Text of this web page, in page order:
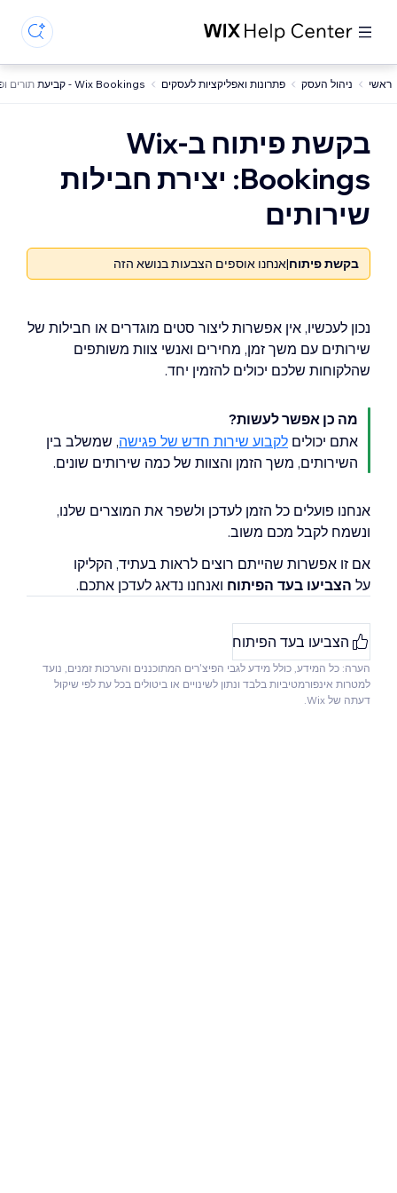
ראשי ניהול העסק פתרונות ואפליקציות לעסקים Wix Bookings - קביעת תורים ופגישות
בקשת פיתוח ב-Wix
Bookings: יצירת חבילות
שירותים
בקשת פיתוח|אנחנו אוספים הצבעות בנושא הזה
נכון לעכשיו, אין אפשרות ליצור סטים מוגדרים או חבילות של
שירותים עם משך זמן, מחירים ואנשי צוות משותפים
שהלקוחות שלכם יכולים להזמין יחד.
מה כן אפשר לעשות?
אתם יכולים לקבוע שירות חדש של פגישה, שמשלב בין
השירותים, משך הזמן והצוות של כמה שירותים שונים.
אנחנו פועלים כל הזמן לעדכן ולשפר את המוצרים שלנו,
ונשמח לקבל מכם משוב.
אם זו אפשרות שהייתם רוצים לראות בעתיד, הקליקו
על הצביעו בעד הפיתוח ואנחנו נדאג לעדכן אתכם.
הצביעו בעד הפיתוח
הערה: כל המידע, כולל מידע לגבי הפיצ'רים המתוכננים והערכות זמנים, נועד
למטרות אינפורמטיביות בלבד ונתון לשינויים או ביטולים בכל עת לפי שיקול
דעתה של Wix.